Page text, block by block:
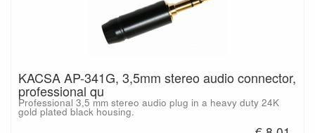
KACSA AP-341G, 3,5mm stereo audio connector,
professional qu
Professional 3,5 mm stereo audio plug in a heavy duty 24K
gold plated black housing.